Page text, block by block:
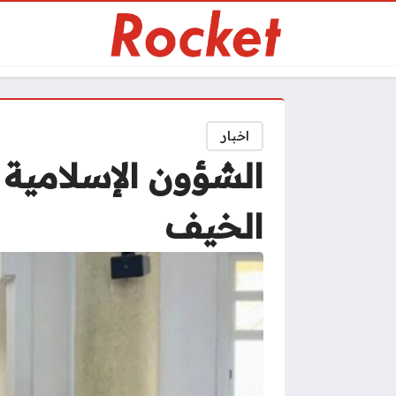
اخبار
الشؤون
الخيف